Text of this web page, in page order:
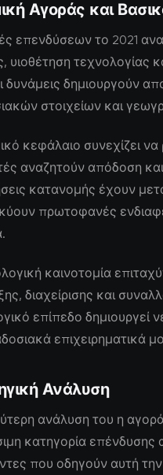
Αγοράς και
επενδύσεων το 2021
υιοθέτηση τεχνολογίας
δυνάμεις δημιουργούν
στοιχείων και
κεφάλαιο συνεχίζει
αναζητούν απόδοση
κατανομής έχουν
πρωτοφανές
καινοτομία
διαχείρισης και
επίπεδο δημιουργεί
επιχειρηματικά
Ανάλυση
ανάλυση του η
κατηγορία
που οδηγούν αυτή